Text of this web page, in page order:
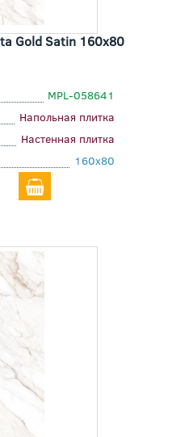
Gold Satin 160x80
MPL-058641
Напольная плитка
Настенная плитка
160x80